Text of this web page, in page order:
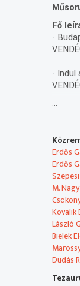
Fő
-
- Indul
-
...
Erdős
Erdős
M.
Kovalik
László
Bielek
Dudás